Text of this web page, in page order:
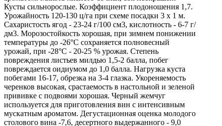
Кусты сильнорослые. Коэффициент плодоношения 1,7.
Урожайность 120-130 ц/га при схеме посадки 3 х 1 м.
Сахаристость ягод - 23-24 г/100 см3, кислотность - 6-7 г/
дм3. Морозостойкость хорошая, при зимнем понижении
температуры до -26°С сохраняется полновесный
урожай, при -28°С - 20-25 % урожая. Степень
повреждения листьев милдью 1,5-2 балла, побег
повреждается оидиумом до 1,0 балла. Нагрузка куста
побегами 16-17, обрезка на 3-4 глазка. Укореняемость
черенков высокая, срастаемость в настольной и зеленой
прививке с подвоями хорошая. Черный жемчуг
используется для приготовления вин с интенсивным
мускатным ароматом. Дегустационная оценка молодого
столового вина -7,6, десертного выдержанного - 9,0